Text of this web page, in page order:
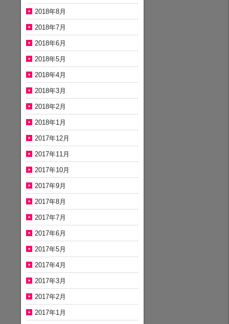
2018年8月
2018年7月
2018年6月
2018年5月
2018年4月
2018年3月
2018年2月
2018年1月
2017年12月
2017年11月
2017年10月
2017年9月
2017年8月
2017年7月
2017年6月
2017年5月
2017年4月
2017年3月
2017年2月
2017年1月